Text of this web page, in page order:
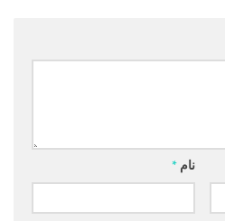
نام *